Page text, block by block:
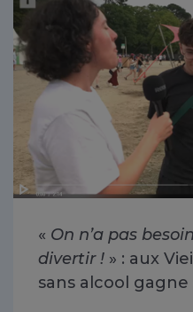
« On n’a pas
divertir ! » : aux
sans alcool